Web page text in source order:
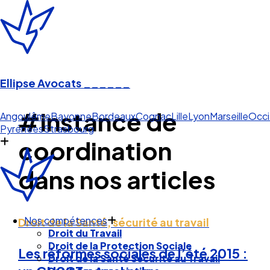
Ellipse Avocats
M
AngoulêmeBayonneBordeauxCognacLille
Pyrénées
Strasbourg
Nos compétences
Droit du Travail
Droit de la Protection Sociale
#instance de
coordination
dans nos articles
Droit de la Santé, sécurité au travail
Les réformes sociales de l’été 2015 :